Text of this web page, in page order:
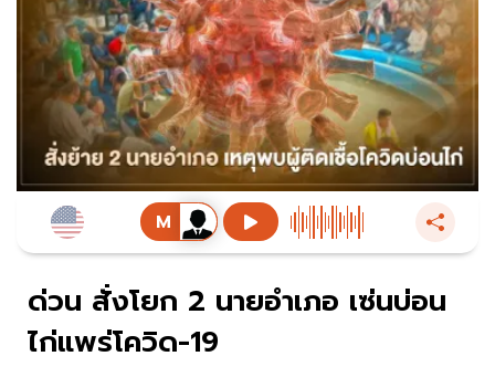
ด่วน สั่งโยก 2 นายอำเภอ เซ่นบ่อน
ไก่แพร่โควิด-19